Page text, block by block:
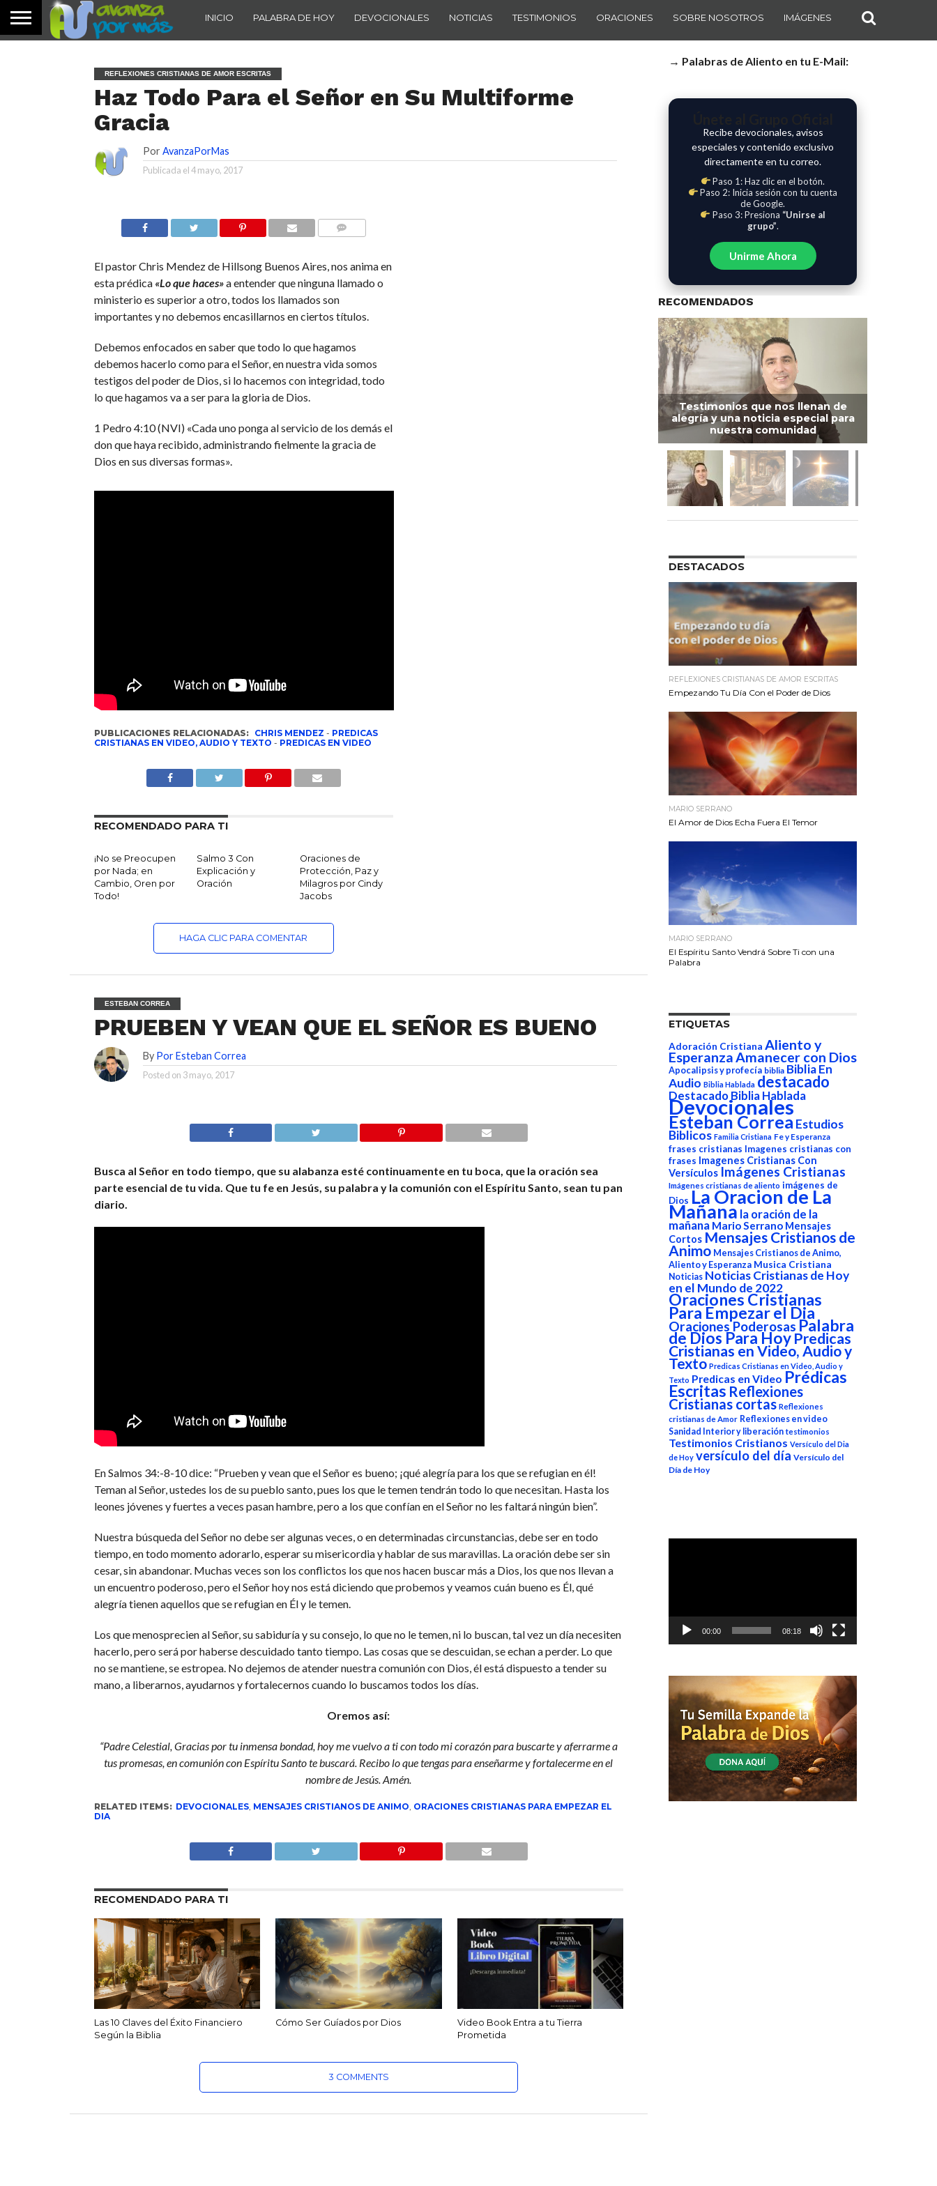
INICIO PALABRA DE HOY DEVOCIONALES NOTICIAS TESTIMONIOS ORACIONES SOBRE NOSOTROS IMÁGENES
REFLEXIONES CRISTIANAS DE AMOR ESCRITAS
Haz Todo Para el Señor en Su Multiforme
Gracia
Por AvanzaPorMas
Publicada el4 mayo, 2017
El pastor Chris Mendez de Hillsong Buenos Aires, nos anima en
esta prédica «Lo que haces»a entender que ninguna llamado o
ministerio es superior a otro, todos los llamados son
importantes y no debemos encasillarnos en ciertos títulos.
Debemos enfocados en saber que todo lo que hagamos
debemos hacerlo como para el Señor, en nuestra vida somos
testigos del poder de Dios, si lo hacemos con integridad, todo
lo que hagamos va a ser para la gloria de Dios.
1 Pedro 4:10 (NVI) «Cada uno ponga al servicio de los demás el
don que haya recibido, administrando fielmente la gracia de
Dios en sus diversas formas».
PUBLICACIONES RELACIONADAS: CHRIS MENDEZ - PREDICAS
CRISTIANAS EN VIDEO, AUDIO Y TEXTO - PREDICAS EN VIDEO
RECOMENDADO PARA TI
¡No se Preocupen
por Nada; en
Cambio, Oren por
Todo!
Salmo 3 Con
Explicación y
Oración
Oraciones de
Protección, Paz y
Milagros por Cindy
Jacobs
HAGA CLIC PARA COMENTAR
ESTEBAN CORREA
PRUEBEN Y VEAN QUE EL SEÑOR ES BUENO
By Por Esteban Correa
Posted on 3 mayo, 2017
Busca al Señor en todo tiempo, que su alabanza esté continuamente en tu boca, que la oración sea
parte esencial de tu vida. Que tu fe en Jesús, su palabra y la comunión con el Espíritu Santo, sean tu pan
diario.
En Salmos 34:-8-10 dice: “Prueben y vean que el Señor es bueno; ¡qué alegría para los que se refugian en él!
Teman al Señor, ustedes los de su pueblo santo, pues los que le temen tendrán todo lo que necesitan. Hasta los
leones jóvenes y fuertes a veces pasan hambre, pero a los que confían en el Señor no les faltará ningún bien”.
Nuestra búsqueda del Señor no debe ser algunas veces, o en determinadas circunstancias, debe ser en todo
tiempo, en todo momento adorarlo, esperar su misericordia y hablar de sus maravillas. La oración debe ser sin
cesar, sin abandonar. Muchas veces son los conflictos los que nos hacen buscar más a Dios, los que nos llevan a
un encuentro poderoso, pero el Señor hoy nos está diciendo que probemos y veamos cuán bueno es Él, qué
alegría tienen aquellos que se refugian en Él y le temen.
Los que menosprecien al Señor, su sabiduría y su consejo, lo que no le temen, ni lo buscan, tal vez un día necesiten
hacerlo, pero será por haberse descuidado tanto tiempo. Las cosas que se descuidan, se echan a perder. Lo que
no se mantiene, se estropea. No dejemos de atender nuestra comunión con Dios, él está dispuesto a tender su
mano, a liberarnos, ayudarnos y fortalecernos cuando lo buscamos todos los días.
Oremos así:
“Padre Celestial, Gracias por tu inmensa bondad, hoy me vuelvo a ti con todo mi corazón para buscarte y aferrarme a
tus promesas, en comunión con Espíritu Santo te buscará. Recibo lo que tengas para enseñarme y fortalecerme en el
nombre de Jesús. Amén.
RELATED ITEMS: DEVOCIONALES, MENSAJES CRISTIANOS DE ANIMO, ORACIONES CRISTIANAS PARA EMPEZAR EL
DIA
RECOMENDADO PARA TI
Las 10 Claves del Éxito Financiero
Según la Biblia
Cómo Ser Guíados por Dios
Video Book Entra a tu Tierra
Prometida
3 COMMENTS
→ Palabras de Aliento en tu E-Mail:
Recibe devocionales, avisos
especiales y contenido exclusivo
directamente en tu correo.
Paso 1: Haz clic en el botón.
Paso 2: Inicia sesión con tu cuenta
de Google.
Paso 3: Presiona “Unirse al
grupo”.
Unirme Ahora
RECOMENDADOS
Testimonios que nos llenan de
alegría y una noticia especial para
nuestra comunidad
DESTACADOS
REFLEXIONES CRISTIANAS DE AMOR ESCRITAS
Empezando Tu Día Con el Poder de Dios
MARIO SERRANO
El Amor de Dios Echa Fuera El Temor
MARIO SERRANO
El Espíritu Santo Vendrá Sobre Ti con una
Palabra
ETIQUETAS
Adoración Cristiana Aliento y
EsperanzaAmanecer con Dios
Apocalipsis y profecía biblia Biblia En
Audio Biblia Hablada destacado
Destacado Biblia Hablada
Devocionales
Esteban Correa Estudios
Biblicos Familia Cristiana Fe y Esperanza
frases cristianas Imagenes cristianas con
frases Imagenes Cristianas Con
Versículos Imágenes Cristianas
Imágenes cristianas de aliento imágenes de
Dios La Oracion de La
Mañana la oración de la
mañana Mario Serrano Mensajes
Cortos Mensajes Cristianos de
Animo Mensajes Cristianos de Animo,
Aliento y Esperanza Musica Cristiana
Noticias Noticias Cristianas de Hoy
en el Mundo de 2022
Oraciones Cristianas
Para Empezar el Dia
Oraciones Poderosas Palabra
de Dios Para HoyPredicas
Cristianas en Video, Audio y
Texto Predicas Cristianas en Video, Audio y
Texto Predicas en Video Prédicas
Escritas Reflexiones
Cristianas cortas Reflexiones
cristianas de Amor Reflexiones en video
Sanidad Interior y liberación testimonios
Testimonios Cristianos Versículo del Dia
de Hoy versículo del día Versículo del
Día de Hoy
Reproductor
00:00 08:18